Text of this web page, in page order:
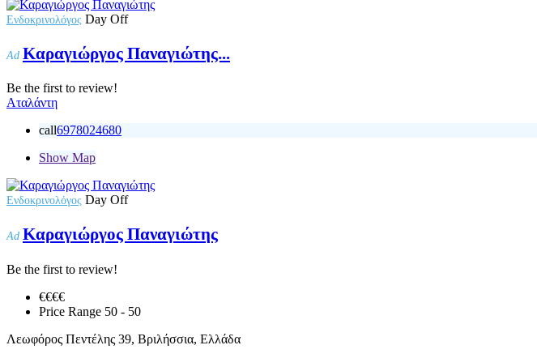
Ενδοκρινολόγος Day Off
Ad Καραγιώργος Παναγιώτης...
Be the first to review!
Αταλάντη
call6978024680
Show Map
Ενδοκρινολόγος Day Off
Ad Καραγιώργος Παναγιώτης
Be the first to review!
€€€€
Price Range 50 - 50
Λεωφόρος Πεντέλης 39, Βριλήσσια, Ελλάδα